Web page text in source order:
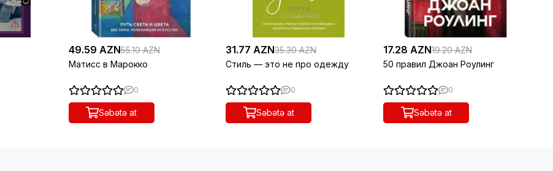
49.59 AZN55.10 AZN
Матисс в Марокко
0
Səbətə at
31.77 AZN35.30 AZN
Стиль — это не про одежду
0
Səbətə at
17.28 AZN19.20 AZN
50 правил Джоан Роулинг
0
Səbətə at